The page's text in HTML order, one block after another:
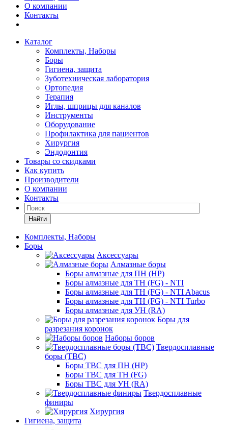
О компании
Контакты
Каталог
Комплекты, Наборы
Боры
Гигиена, защита
Зуботехническая лаборатория
Ортопедия
Терапия
Иглы, шприцы для каналов
Инструменты
Оборудование
Профилактика для пациентов
Хирургия
Эндодонтия
Товары со скидками
Как купить
Производители
О компании
Контакты
Найти
Комплекты, Наборы
Боры
Аксессуары
Алмазные боры
Боры алмазные для ПН (HP)
Боры алмазные для ТН (FG) - NTI
Боры алмазные для ТН (FG) - NTI Abacus
Боры алмазные для ТН (FG) - NTI Turbo
Боры алмазные для УН (RA)
Боры для
разрезания коронок
Наборы боров
Твердосплавные
боры (ТВС)
Боры ТВС для ПН (HP)
Боры ТВС для ТН (FG)
Боры ТВС для УН (RA)
Твердосплавные
финиры
Хирургия
Гигиена, защита